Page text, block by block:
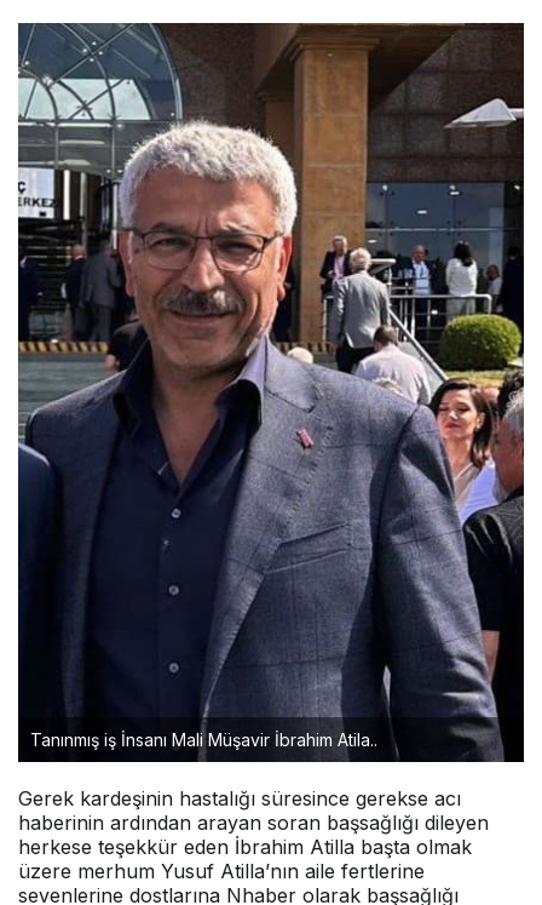
Tanınmış iş İnsanı Mali Müşavir İbrahim Atila..
Gerek kardeşinin hastalığı süresince gerekse acı
haberinin ardından arayan soran başsağlığı dileyen
herkese teşekkür eden İbrahim Atilla başta olmak
üzere merhum Yusuf Atilla’nın aile fertlerine
sevenlerine dostlarına Nhaber olarak başsağlığı